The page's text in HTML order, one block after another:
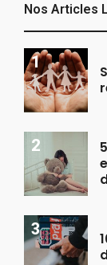
Nos Articles